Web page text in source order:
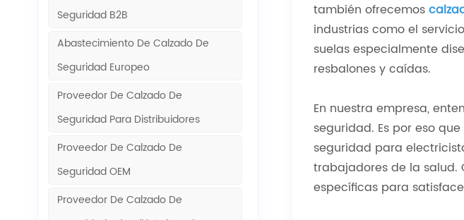
Seguridad B2B
Abastecimiento De Calzado De
Seguridad Europeo
Proveedor De Calzado De
Seguridad Para Distribuidores
Proveedor De Calzado De
Seguridad OEM
Proveedor De Calzado De
también ofrecemos
industrias como el
suelas especialmente
resbalones y caídas.
En nuestra empresa,
seguridad. Es por eso
seguridad para
trabajadores de la salud.
específicas para